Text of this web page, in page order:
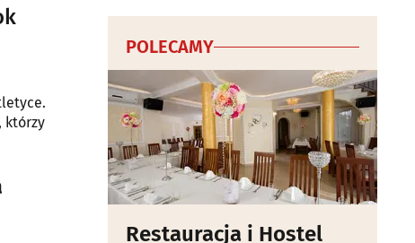
którzy
POLECAMY
Restauracja i Hostel